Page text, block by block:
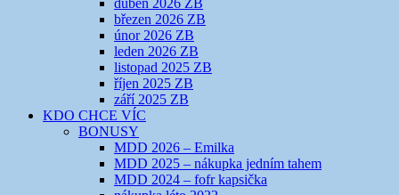
duben 2026 ZB
březen 2026 ZB
únor 2026 ZB
leden 2026 ZB
listopad 2025 ZB
říjen 2025 ZB
září 2025 ZB
KDO CHCE VÍC
BONUSY
MDD 2026 – Emilka
MDD 2025 – nákupka jedním tahem
MDD 2024 – fofr kapsička